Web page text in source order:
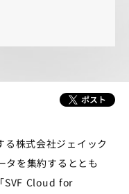
る株式会社ジェイック
タを集約するととも
SVF Cloud for